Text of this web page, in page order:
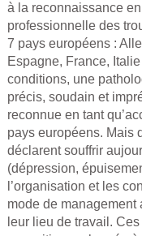
à la reconnaissance
professionnelle des
7 pays européens :
Espagne, France,
conditions, une
précis, soudain et
reconnue en tant
pays européens. Mais
déclarent souffrir
(dépression,
l’organisation et les
mode de
leur lieu de travail.